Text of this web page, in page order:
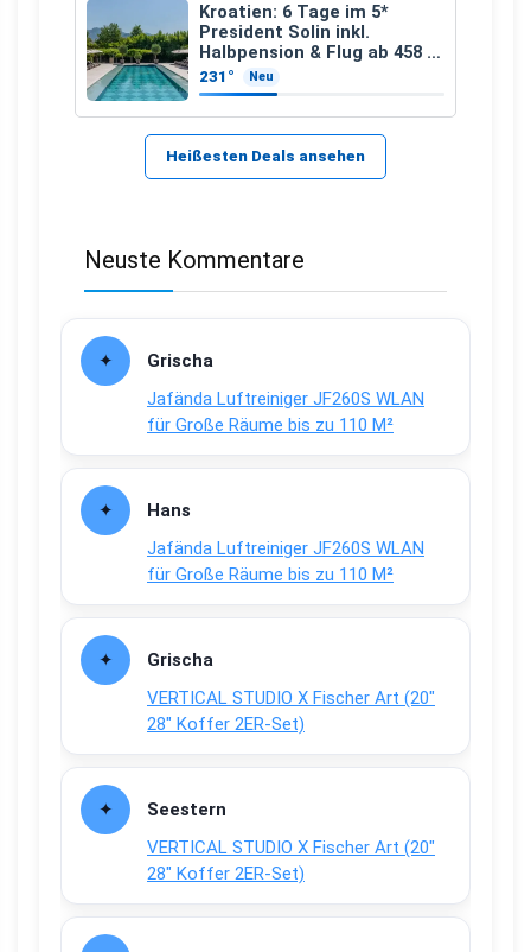
Kroatien: 6 Tage im 5*
President Solin inkl.
Halbpension & Flug ab 458 €
pro Person
231° Neu
Heißesten Deals ansehen
Neuste Kommentare
Grischa
Jafända Luftreiniger JF260S WLAN
für Große Räume bis zu 110 M²
Hans
Jafända Luftreiniger JF260S WLAN
für Große Räume bis zu 110 M²
Grischa
VERTICAL STUDIO X Fischer Art (20″
28″ Koffer 2ER-Set)
Seestern
VERTICAL STUDIO X Fischer Art (20″
28″ Koffer 2ER-Set)